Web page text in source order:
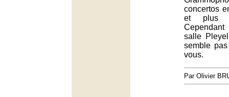
concertos
et plus
salle
semble
vous.
Par Olivier